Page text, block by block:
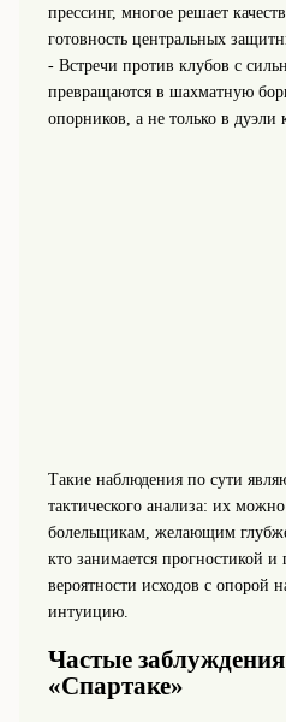
прессинг, многое решает
готовность центральных
- Встречи против клубов с
превращаются в шахматную
опорников, а не только в дуэли
Такие наблюдения по сути
тактического анализа: их
болельщикам, желающим
кто занимается прогностикой и
вероятности исходов с опорой
интуицию.
Частые
«Спартаке»